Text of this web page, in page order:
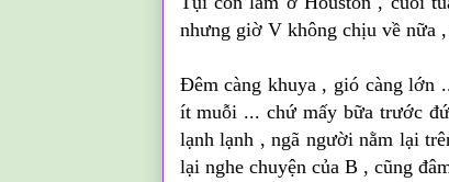
nhưng giờ V không chịu về nữa
Đêm càng khuya , gió càng lớn
ítmuỗi ... chứ mấy bữa trước
lạnh lạnh , ngã người nằm lại
lại nghe chuyện củaB , cũng